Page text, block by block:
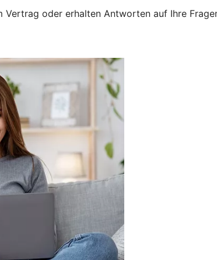
oder erhalten Antworten auf Ihre